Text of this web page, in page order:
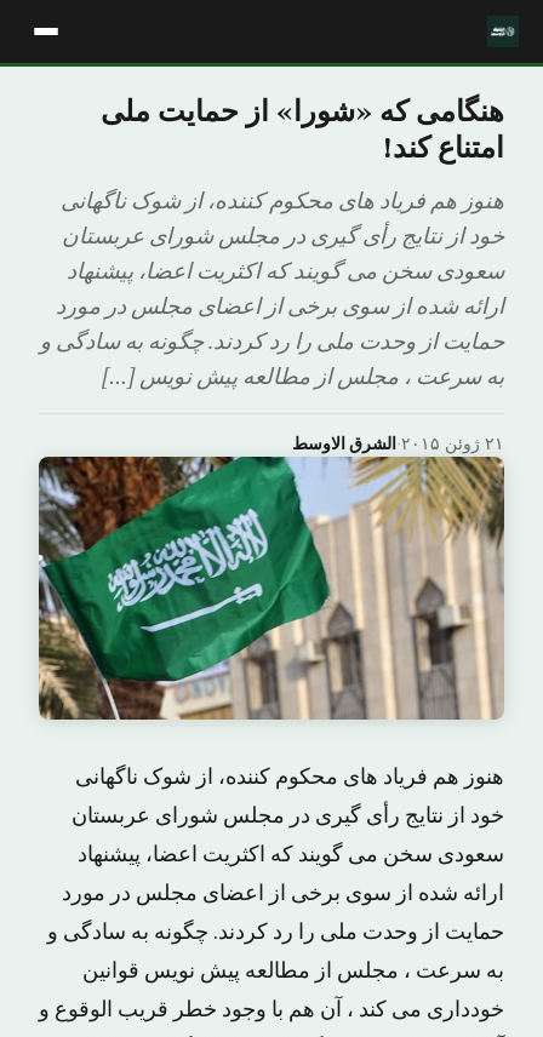
هنگامی که «شورا» از حمایت ملی
امتناع کند!
هنوز هم فریاد های محکوم کننده، از شوک ناگهانی
خود از نتایج رأی گیری در مجلس شورای عربستان
سعودی سخن می گویند که اکثریت اعضا، پیشنهاد
ارائه شده از سوی برخی از اعضای مجلس در مورد
حمایت از وحدت ملی را رد کردند. چگونه به سادگی و
به سرعت ، مجلس از مطالعه پیش نویس […]
الشرق الاوسط· ۲۱ ژوئن ۲۰۱۵
هنوز هم فریاد های محکوم کننده، از شوک ناگهانی
خود از نتایج رأی گیری در مجلس شورای عربستان
سعودی سخن می گویند که اکثریت اعضا، پیشنهاد
ارائه شده از سوی برخی از اعضای مجلس در مورد
حمایت از وحدت ملی را رد کردند. چگونه به سادگی و
به سرعت ، مجلس از مطالعه پیش نویس قوانین
خودداری می کند ، آن هم با وجود خطر قریب الوقوع و